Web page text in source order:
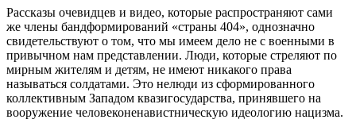
Рассказы очевидцев и видео, которые распространяют сами
же члены бандформирований «страны 404», однозначно
свидетельствуют о том, что мы имеем дело не с военными в
привычном нам представлении. Люди, которые стреляют по
мирным жителям и детям, не имеют никакого права
называться солдатами. Это нелюди из сформированного
коллективным Западом квазигосударства, принявшего на
вооружение человеконенавистническую идеологию нацизма.